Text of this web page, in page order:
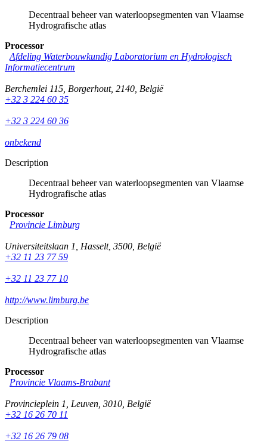
Decentraal beheer van waterloopsegmenten van Vlaamse
Hydrografische atlas
Processor
Afdeling Waterbouwkundig Laboratorium en Hydrologisch
Informatiecentrum
Berchemlei 115 Borgerhout, 2140 België
+32 3 224 60 35
+32 3 224 60 36
onbekend
Description
Decentraal beheer van waterloopsegmenten van Vlaamse
Hydrografische atlas
Processor
Provincie Limburg
Universiteitslaan 1 Hasselt, 3500 België
+32 11 23 77 59
+32 11 23 77 10
http://www.limburg.be
Description
Decentraal beheer van waterloopsegmenten van Vlaamse
Hydrografische atlas
Processor
Provincie Vlaams-Brabant
Provincieplein 1 Leuven 3010 België
+32 16 26 70 11
+32 16 26 79 08